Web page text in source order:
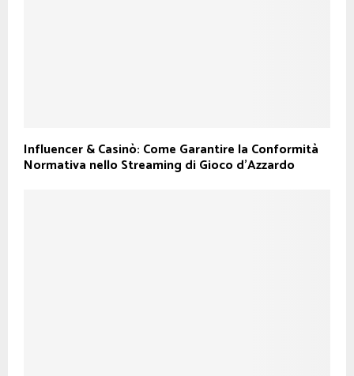
Influencer & Casinò: Come Garantire la Conformità
Normativa nello Streaming di Gioco d’Azzardo